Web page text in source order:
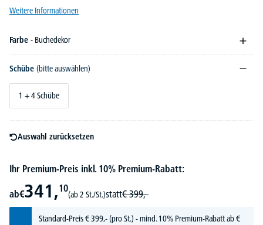
Weitere Informationen
Farbe - Buchedekor
Schübe (bitte auswählen)
1 + 4 Schübe
Auswahl zurücksetzen
Ihr Premium-Preis inkl. 10% Premium-Rabatt:
ab€341,10
(ab 2 St./St.)statt€ 399,-
Standard-Preis€399,-(pro St.) - mind. 10% Premium-Rabatt ab €